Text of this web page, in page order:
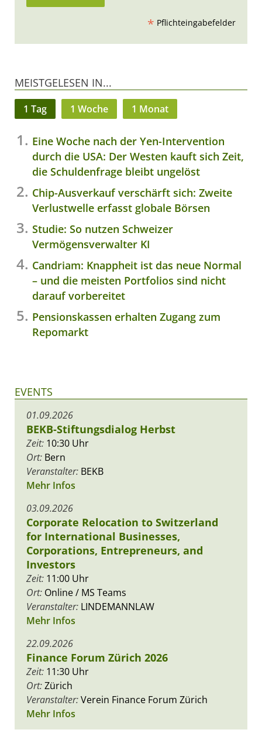
* Pflichteingabefelder
MEISTGELESEN IN...
1 Tag 1 Woche 1 Monat
Eine Woche nach der Yen-Intervention
durch die USA: Der Westen kauft sich Zeit,
die Schuldenfrage bleibt ungelöst
Chip-Ausverkauf verschärft sich: Zweite
Verlustwelle erfasst globale Börsen
Studie: So nutzen Schweizer
Vermögensverwalter KI
Candriam: Knappheit ist das neue Normal
– und die meisten Portfolios sind nicht
darauf vorbereitet
Pensionskassen erhalten Zugang zum
Repomarkt
EVENTS
01.09.2026
BEKB-Stiftungsdialog Herbst
Zeit: 10:30 Uhr
Ort: Bern
Veranstalter: BEKB
Mehr Infos
03.09.2026
Corporate Relocation to Switzerland
for International Businesses,
Corporations, Entrepreneurs, and
Investors
Zeit: 11:00 Uhr
Ort: Online / MS Teams
Veranstalter: LINDEMANNLAW
Mehr Infos
22.09.2026
Finance Forum Zürich 2026
Zeit: 11:30 Uhr
Ort:Zürich
Veranstalter:Verein Finance Forum Zürich
Mehr Infos